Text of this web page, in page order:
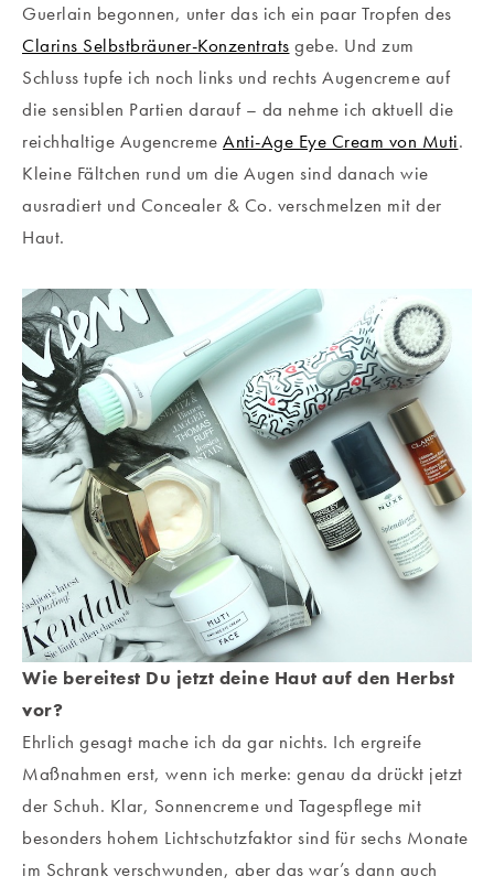
Guerlain begonnen, unter das ich ein paar Tropfen des
Clarins Selbstbräuner-Konzentrats gebe. Und zum
Schluss tupfe ich noch links und rechts Augencreme auf
die sensiblen Partien darauf – da nehme ich aktuell die
reichhaltige Augencreme Anti-Age Eye Cream von Muti.
Kleine Fältchen rund um die Augen sind danach wie
ausradiert und Concealer & Co. verschmelzen mit der
Haut.
Wie bereitest Du jetzt deine Haut auf den Herbst
vor?
Ehrlich gesagt mache ich da gar nichts. Ich ergreife
Maßnahmen erst, wenn ich merke: genau da drückt jetzt
der Schuh. Klar, Sonnencreme und Tagespflege mit
besonders hohem Lichtschutzfaktor sind für sechs Monate
im Schrank verschwunden, aber das war’s dann auch